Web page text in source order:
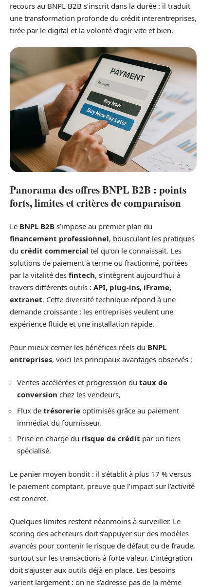
recours au BNPL B2B s’inscrit dans la durée : il traduit
une transformation profonde du crédit interentreprises,
tirée par le digital et la volonté d’agir vite et bien.
Panorama des offres BNPL B2B : points
forts, limites et critères de comparaison
Le BNPL B2B s’impose au premier plan du
financement professionnel, bousculant les pratiques
du crédit commercial tel qu’on le connaissait. Les
solutions de paiement à terme ou fractionné, portées
par la vitalité des fintech, s’intègrent aujourd’hui à
travers différents outils : API, plug-ins, iFrame,
extranet. Cette diversité technique répond à une
demande croissante : les entreprises veulent une
expérience fluide et une installation rapide.
Pour mieux cerner les bénéfices réels du BNPL
entreprises, voici les principaux avantages observés :
Ventes accélérées et progression du taux de
conversion chez les vendeurs,
Flux de trésorerie optimisés grâce au paiement
immédiat du fournisseur,
Prise en charge du risque de crédit par un tiers
spécialisé.
Le panier moyen bondit : il s’établit à plus 17 % versus
le paiement comptant, preuve que l’impact sur l’activité
est concret.
Quelques limites restent néanmoins à surveiller. Le
scoring des acheteurs doit s’appuyer sur des modèles
avancés pour contenir le risque de défaut ou de fraude,
surtout sur les transactions à forte valeur. L’intégration
doit s’ajuster aux outils déjà en place. Les besoins
varient largement : on ne s’adresse pas de la même